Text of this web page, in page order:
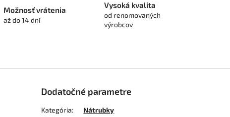
Možnosť vrátenia
až do 14 dní
Vysoká kvalita
od renomovaných
výrobcov
Dodatočné parametre
Kategória:
Nátrubky